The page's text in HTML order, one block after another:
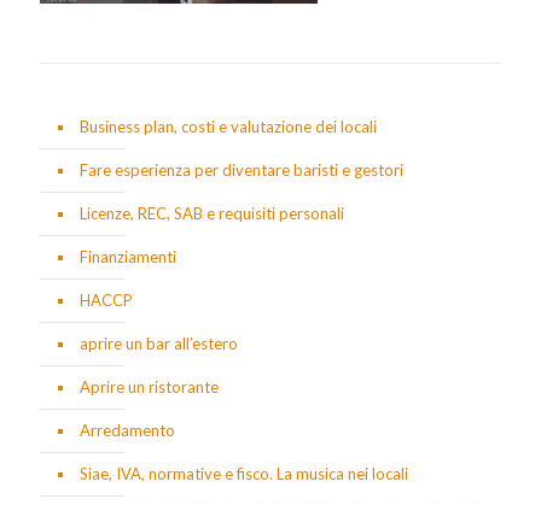
Business plan, costi e valutazione dei locali
Fare esperienza per diventare baristi e gestori
Licenze, REC, SAB e requisiti personali
Finanziamenti
HACCP
aprire un bar all’estero
Aprire un ristorante
Arredamento
Siae, IVA, normative e fisco. La musica nei locali